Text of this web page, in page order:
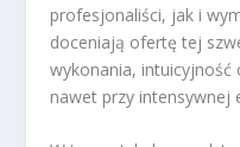
profesjonaliści, jak i
doceniają ofertę tej
wykonania, intuicyjność
nawet przy intensywnej